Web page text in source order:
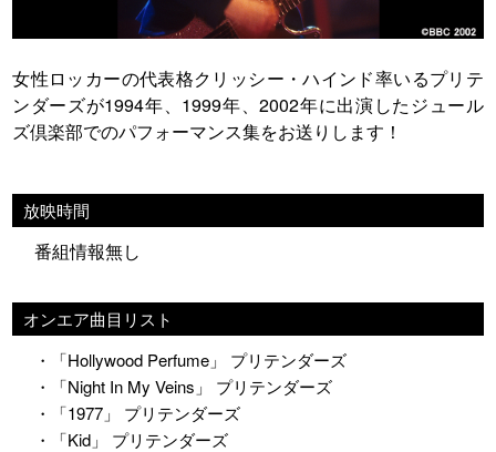
女性ロッカーの代表格クリッシー・ハインド率いるプリテ
ンダーズが1994年、1999年、2002年に出演したジュール
ズ倶楽部でのパフォーマンス集をお送りします！
放映時間
番組情報無し
オンエア曲目リスト
・「Hollywood Perfume」 プリテンダーズ
・「Night In My Veins」 プリテンダーズ
・「1977」 プリテンダーズ
・「Kid」 プリテンダーズ